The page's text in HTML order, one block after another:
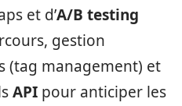
et d’A/B testing
gestion
(tag management) et
API pour anticiper les